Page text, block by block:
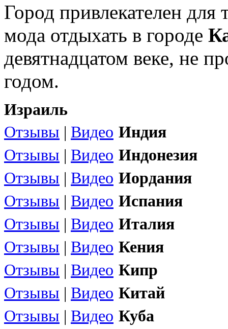
Город привлекателен для
мода отдыхать в городе
девятнадцатом веке, не
годом.
Израиль
Отзывы | Видео Индия
Отзывы | Видео Индонезия
Отзывы | Видео Иордания
Отзывы | Видео Испания
Отзывы | Видео Италия
Отзывы | Видео Кения
Отзывы | Видео Кипр
Отзывы | Видео Китай
Отзывы | Видео Куба